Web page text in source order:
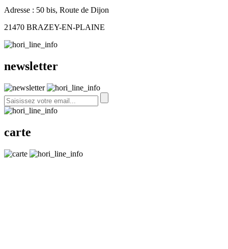
Adresse : 50 bis, Route de Dijon
21470 BRAZEY-EN-PLAINE
newsletter
carte